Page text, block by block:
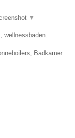
▼
wellnessbaden.
Badkamer